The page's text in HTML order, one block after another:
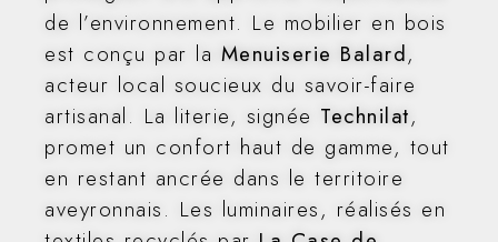
de l’environnement. Le mobilier en bois
est conçu par la Menuiserie Balard,
acteur local soucieux du savoir-faire
artisanal. La literie, signée Technilat,
promet un confort haut de gamme, tout
en restant ancrée dans le territoire
aveyronnais. Les luminaires, réalisés en